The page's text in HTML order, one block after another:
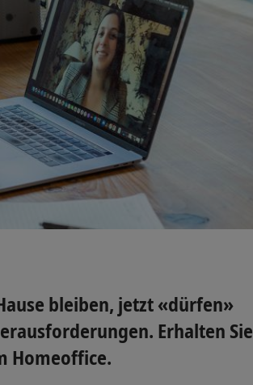
bleiben, jetzt «dürfen»
Erhalten Sie
Homeoffice.